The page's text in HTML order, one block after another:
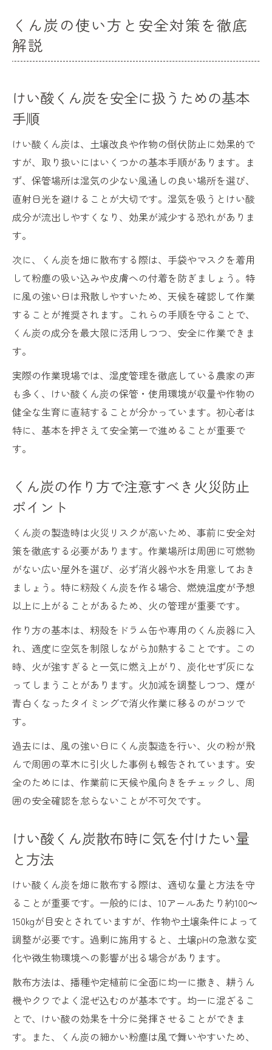
くん炭の使い方と安全対策を徹底
解説
けい酸くん炭を安全に扱うための基本
手順
けい酸くん炭は、土壌改良や作物の倒伏防止に効果的で
すが、取り扱いにはいくつかの基本手順があります。ま
ず、保管場所は湿気の少ない風通しの良い場所を選び、
直射日光を避けることが大切です。湿気を吸うとけい酸
成分が流出しやすくなり、効果が減少する恐れがありま
す。
次に、くん炭を畑に散布する際は、手袋やマスクを着用
して粉塵の吸い込みや皮膚への付着を防ぎましょう。特
に風の強い日は飛散しやすいため、天候を確認して作業
することが推奨されます。これらの手順を守ることで、
くん炭の成分を最大限に活用しつつ、安全に作業できま
す。
実際の作業現場では、湿度管理を徹底している農家の声
も多く、けい酸くん炭の保管・使用環境が収量や作物の
健全な生育に直結することが分かっています。初心者は
特に、基本を押さえて安全第一で進めることが重要で
す。
くん炭の作り方で注意すべき火災防止
ポイント
くん炭の製造時は火災リスクが高いため、事前に安全対
策を徹底する必要があります。作業場所は周囲に可燃物
がない広い屋外を選び、必ず消火器や水を用意しておき
ましょう。特に籾殻くん炭を作る場合、燃焼温度が予想
以上に上がることがあるため、火の管理が重要です。
作り方の基本は、籾殻をドラム缶や専用のくん炭器に入
れ、適度に空気を制限しながら加熱することです。この
時、火が強すぎると一気に燃え上がり、炭化せず灰にな
ってしまうことがあります。火加減を調整しつつ、煙が
青白くなったタイミングで消火作業に移るのがコツで
す。
過去には、風の強い日にくん炭製造を行い、火の粉が飛
んで周囲の草木に引火した事例も報告されています。安
全のためには、作業前に天候や風向きをチェックし、周
囲の安全確認を怠らないことが不可欠です。
けい酸くん炭散布時に気を付けたい量
と方法
けい酸くん炭を畑に散布する際は、適切な量と方法を守
ることが重要です。一般的には、10アールあたり約100～
150kgが目安とされていますが、作物や土壌条件によって
調整が必要です。過剰に施用すると、土壌pHの急激な変
化や微生物環境への影響が出る場合があります。
散布方法は、播種や定植前に全面に均一に撒き、耕うん
機やクワでよく混ぜ込むのが基本です。均一に混ざるこ
とで、けい酸の効果を十分に発揮させることができま
す。また、くん炭の細かい粉塵は風で舞いやすいため、